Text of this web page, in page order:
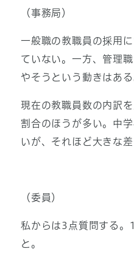
（事務局）
一般職の教職員の採用
ていない。一方、管理
やそうという動きはある
現在の教職員数の内訳
割合のほうが多い。中
いが、それほど大きな差
（委員）
私からは3点質問する。
と。